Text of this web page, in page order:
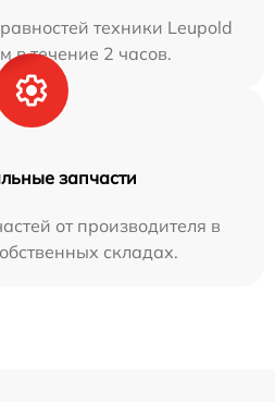
техники Leupold
в течение 2 часов.
запчасти
от производителя в
складах.